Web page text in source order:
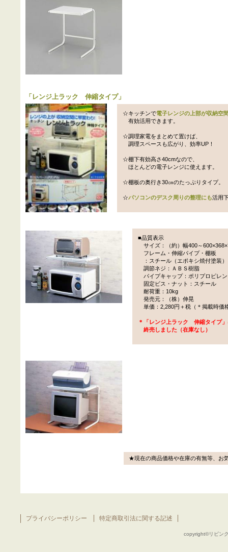
「 レンジ上ラック 伸縮タイプ」
☆キッチンで電子レンジの上部が収納空
有効活用できます。
☆調理家電をまとめて置けば、
調理スペースも広がり、効率UP！
☆棚下有効高さ40cmなので、
ほとんどの電子レンジに使えます。
☆棚板の奥行き30㎝のたっぷりタイプ。
☆パソコンのデスク周りの整理にも活用
■品質表示
サイズ：（約）幅400～
フレーム・伸縮パイプ・棚板
：スチール（エポキシ焼付塗装）
調節ネジ：ＡＢＳ樹脂
パイプキャップ：ポリプロピレン
固定ビス・ナット：スチール
耐荷重：10kg
発売元：（株）伸晃
単価：2,280円＋税（＊掲載時価
＊「レンジ上ラック 伸縮タイプ
終売しました（在庫なし）
★現在の商品価格や在庫の有無等、お
copyright©リビン
プライバシーポリシー 特定商取引法に関する記述